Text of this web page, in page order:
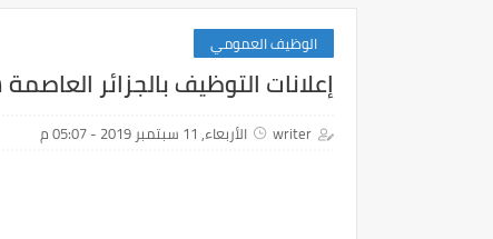
الوظيف العمومي
إعلانات التوظيف بالجزائر العاصمة
writer الأربعاء, 11 سبتمبر 2019 - 05:07 م